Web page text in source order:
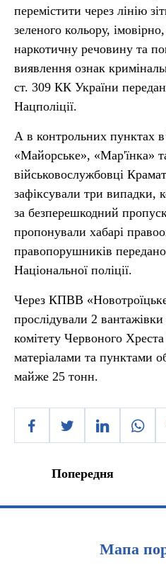
перемістити через лінію
зеленого кольору,
наркотичну речовину та
виявлення ознак
ст. 309 КК України
Нацполіції.
А в контрольних пунктах
«Майорське», «Мар'їнка»
військовослужбовці
зафіксували три випадки,
за безперешкодний
пропонували хабарі
правопорушників
Національної поліції.
Через КПВВ
прослідували 2
комітету Червоного Хреста
матеріалами та пунктами
майже 25 тонн.
Попередня
Мапа